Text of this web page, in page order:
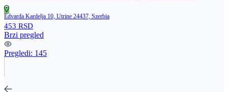
Edvarda Kardelja 10, Utrine 24437, Szerbia
453 RSD
Brzi pregled
Pregledi: 145